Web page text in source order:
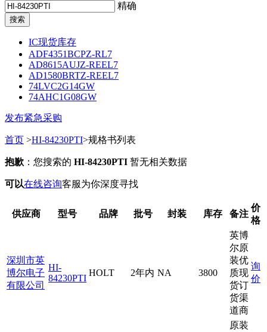
精确
IC现货库存
ADF4351BCPZ-RL7
AD8615AUJZ-REEL7
AD1580BRTZ-REEL7
74LVC2G14GW
74AHC1G08GW
发布紧急采购
首页 >HI-84230PTI>规格书列表
抱歉 ：您搜索的 HI-84230PTI 暂无相关数据
可以在线咨询客服为你深度寻找
供应商 型号 品牌 批号 封装 库存 备注
价
格
深圳市英
博尔电子
有限公司
HI-
84230PTI
HOLT 2年内 NA 3800
英博
尔原
装优
质现
货订
货渠
道商
询
价
原装